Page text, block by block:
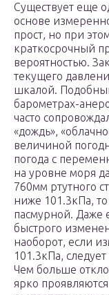
Существует еще
основе
прост, но при
краткосрочный
вероятностью.
текущего
шкалой.
барометрах-
часто
«дождь»,
величиной
погода с
на уровне моря
760мм ртутного
ниже 101.3кПа,
пасмурной. Даже
быстрого
наоборот, если
101.3кПа,
Чем больше
ярко